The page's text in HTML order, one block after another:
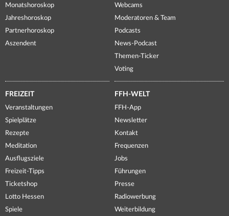
Monatshoroskop
Jahreshoroskop
Partnerhoroskop
Aszendent
Webcams
Moderatoren & Team
Podcasts
News-Podcast
Themen-Ticker
Voting
FREIZEIT
Veranstaltungen
Spielplätze
Rezepte
Meditation
Ausflugsziele
Freizeit-Tipps
Ticketshop
Lotto Hessen
Spiele
FFH-WELT
FFH-App
Newsletter
Kontakt
Frequenzen
Jobs
Führungen
Presse
Radiowerbung
Weiterbildung